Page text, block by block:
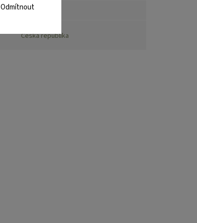
Odmítnout
60 kg
Česká republika